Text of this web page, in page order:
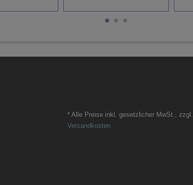
* Alle Preise inkl. gesetzlicher MwSt., zzgl.
Versandkosten